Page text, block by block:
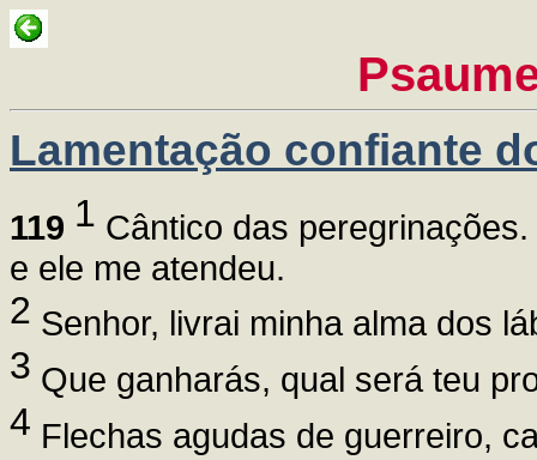
Lamentação confiante
119 1 Cântico das
e ele me atendeu.
2 Senhor, livrai minha alma dos
3 Que ganharás, qual será teu
4 Flechas agudas de guerreiro,